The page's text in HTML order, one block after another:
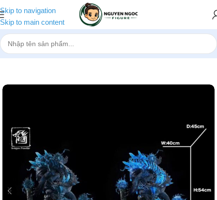
Skip to navigation
Skip to main content
Trang chủ»Cửa hàng»[Pre-order] Mô hình Monster Hunter